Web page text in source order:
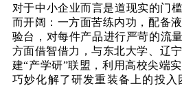
对于中小企业而言是道现实的门
而开阔：一方面苦练内功，配备
验台，对每件产品进行严苛的流
方面借智借力，与东北大学、辽
建“产学研”联盟，利用高校尖端
巧妙化解了研发重装备上的投